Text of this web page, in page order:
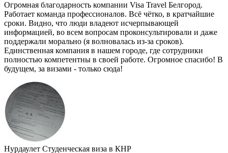
Огромная благодарность компании Visa Travel Белгород.
Работает команда профессионалов. Всё чётко, в кратчайшие
сроки. Видно, что люди владеют исчерпывающей
информацией, во всем вопросам проконсультировали и даже
поддержали морально (я волновалась из-за сроков).
Единственная компания в нашем городе, где сотрудники
полностью компетентны в своей работе. Огромное спасибо! В
будущем, за визами - только сюда!
Нурдаулет Студенческая виза в КНР